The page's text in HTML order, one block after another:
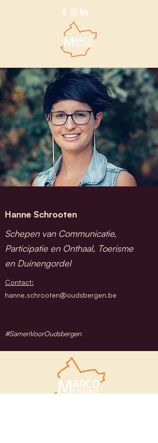
Hanne Schrooten
Schepen van Communicatie,
Participatie en Onthaal, Toerisme
en Duinengordel
Contact:
hanne.schrooten@oudsbergen.be
#SamenVoorOudsbergen